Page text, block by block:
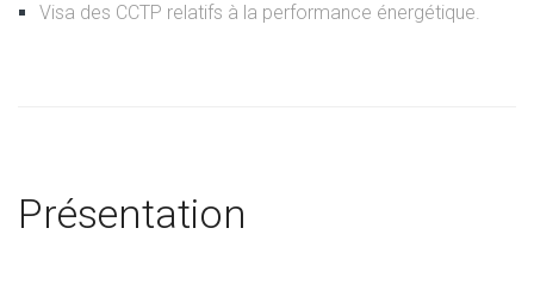
Visa des CCTP relatifs à la performance énergétique.
Présentation